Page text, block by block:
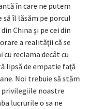
în care ne putem
să îl lăsăm pe porcul
China şi pe cei din
a realităţii că se
reclama decât cu
lipsă de empatie faţă
Noi trebuie să stăm
privilegiile noastre
lucrurile o sa ne